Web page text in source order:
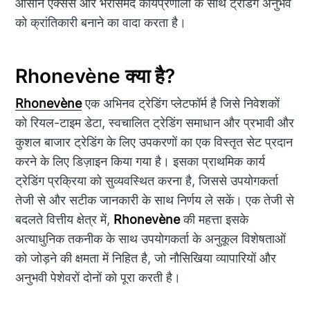
आसान एक्सेस और भरोसेमंद कार्यप्रणाली के साथ ट्रेडिंग अनुभव
को क्रांतिकारी बनाने का वादा करता है।
Rhonevène क्या है?
Rhonevèneएक अभिनव ट्रेडिंग प्लेटफॉर्म है जिसे निवेशकों
को रियल-टाइम डेटा, स्वचालित ट्रेडिंग समाधान और प्रभावी और
कुशल बाजार ट्रेडिंग के लिए उपकरणों का एक विस्तृत सेट प्रदान
करने के लिए डिज़ाइन किया गया है। इसका प्राथमिक कार्य
ट्रेडिंग प्रक्रिया को सुव्यवस्थित करना है, जिससे उपयोगकर्ता
तेजी से और सटीक जानकारी के साथ निर्णय ले सकें। एक तेजी से
बदलते वित्तीय क्षेत्र में, Rhonevèneकी महत्ता इसके
अत्याधुनिक तकनीक के साथ उपयोगकर्ता के अनुकूल विशेषताओं
को जोड़ने की क्षमता में निहित है, जो नौसिखिया व्यापारियों और
अनुभवी पेशेवरों दोनों को पूरा करती है।